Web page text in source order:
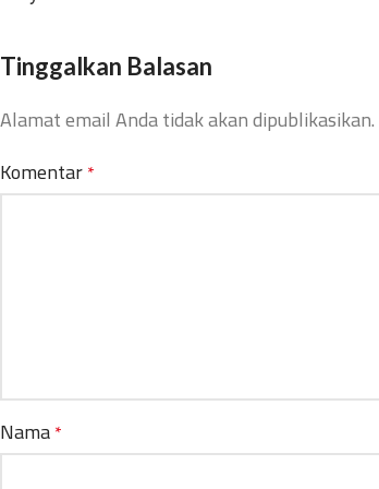
Tinggalkan Balasan
Alamat email Anda tidak akan dipublikasikan.
Komentar*
Nama*